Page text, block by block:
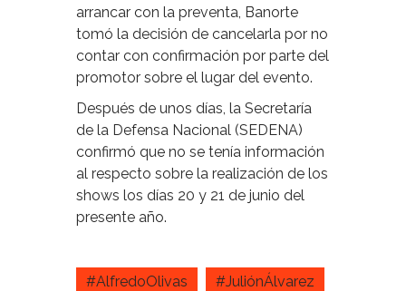
arrancar con la preventa, Banorte
tomó la decisión de cancelarla por no
contar con confirmación por parte del
promotor sobre el lugar del evento.
Después de unos días, la Secretaría
de la Defensa Nacional (SEDENA)
confirmó que no se tenía información
al respecto sobre la realización de los
shows los días 20 y 21 de junio del
presente año.
#AlfredoOlivas
#JuliónÁlvarez